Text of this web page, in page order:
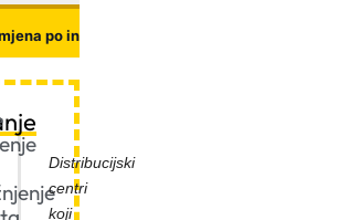
po industrijama
Distribucijski
centri
koji